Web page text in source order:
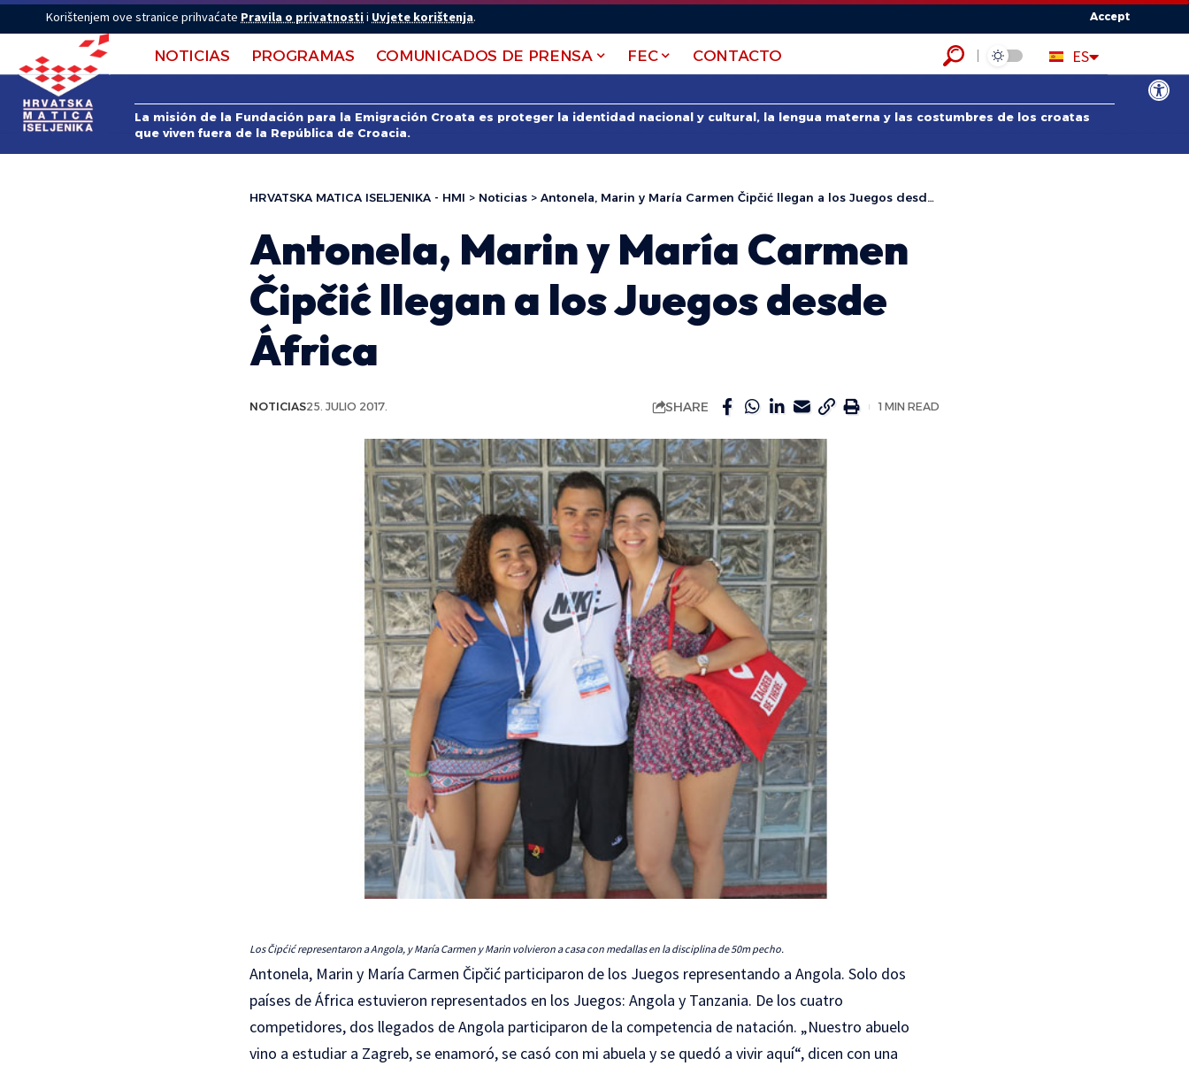
Abrir
Korištenjem ove stranice prihvaćate Pravila o privatnostii Uvjete korištenja. Accept
NOTICIAS PROGRAMAS COMUNICADOS DE PRENSA FEC CONTACTO ES
HR
EN
La misión de la Fundación para la Emigración Croata es proteger la identidad nacional y cultural, la lengua materna y las costumbres de los croatas
que viven fuera de la República de Croacia.
HRVATSKA MATICA ISELJENIKA - HMI > Noticias > Antonela, Marin y María Carmen Čipčić llegan a los Juegos desde África
Antonela, Marin y María Carmen
Čipčić llegan a los Juegos desde
África
NOTICIAS25. JULIO 2017. SHARE 1 MIN READ
Los Čipćić representaron a Angola, y María Carmen yMarin volvieron a casa con medallas en la disciplina de50m pecho.
Antonela, Marin y María Carmen Čipčić participaron de los Juegos representando a Angola. Solo dos
países de África estuvieron representados en los Juegos: Angola y Tanzania. De los cuatro
competidores, dos llegados de Angola participaron de la competencia de natación. „Nuestro abuelo
vino a estudiar a Zagreb, se enamoró, se casó con mi abuela y se quedó a vivir aquí“, dicen con una